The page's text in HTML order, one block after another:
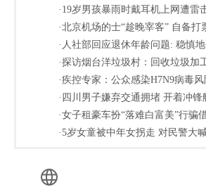
·19岁男孩暴雨时戴耳机上网遭雷
·北京机场的士“趁晚宰客” 自备
·人社部回应退休年龄问题: 稳慎
·探访烟台洋垃圾村：回收垃圾加
·疾控专家：公众感染H7N9病毒
·四川男子嫌弃交通拥堵 开着冲
·女子租豪车扮“落难白富美”行骗
·5岁女童被中年女拐走 对民警大